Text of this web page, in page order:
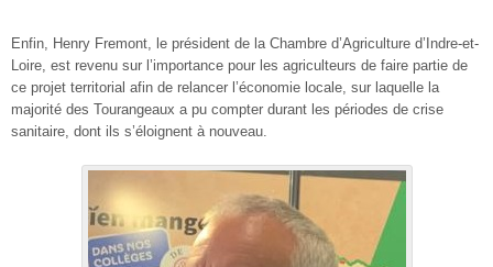
Enfin, Henry Fremont, le président de la Chambre d’Agriculture d’Indre-et-
Loire, est revenu sur l’importance pour les agriculteurs de faire partie de
ce projet territorial afin de relancer l’économie locale, sur laquelle la
majorité des Tourangeaux a pu compter durant les périodes de crise
sanitaire, dont ils s’éloignent à nouveau.